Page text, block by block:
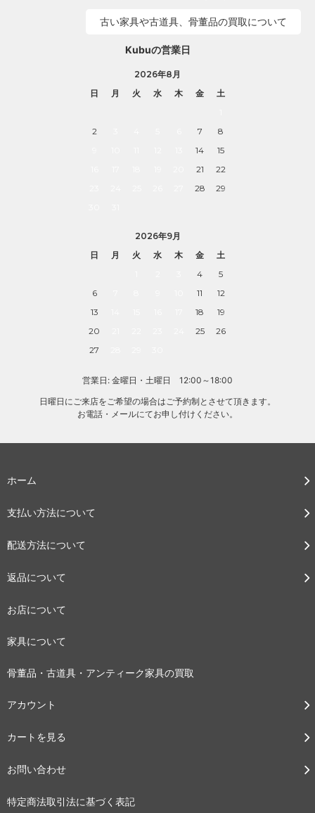
古い家具や古道具、骨董品の買取について
Kubuの営業日
2026年8月
日
月 火 水 木 金
土
2
7
8
14
15
21
22
28
29
2026年9月
日
月 火 水 木 金
土
4
5
6
11
12
13
18
19
20
25
26
27
営業日: 金曜日・土曜日 12:00～18:00
日曜日にご来店をご希望の場合はご予約制とさせて頂きます。
お電話・メールにてお申し付けください。
ホーム
支払い方法について
配送方法について
返品について
お店について
家具について
骨董品・古道具・アンティーク家具の買取
アカウント
カートを見る
お問い合わせ
特定商法取引法に基づく表記